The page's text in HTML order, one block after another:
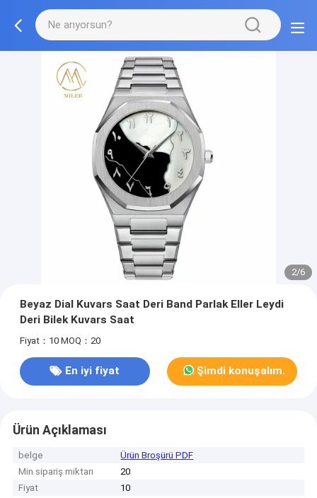
2/6
Beyaz Dial Kuvars Saat Deri Band Parlak Eller Leydi
Deri Bilek Kuvars Saat
Fiyat：10 MOQ：20
En iyi fiyat Şimdi konuşalım.
Ürün Açıklaması
belge
Ürün Broşürü PDF
Min sipariş miktarı
20
Fiyat
10